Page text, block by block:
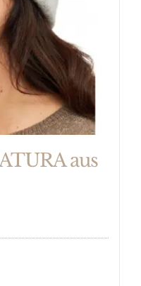
aus